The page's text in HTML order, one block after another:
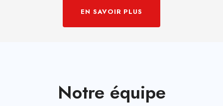
EN SAVOIR PLUS
Notre équipe